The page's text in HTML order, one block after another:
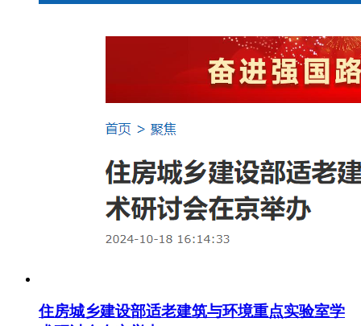
住房城乡建设部适老建筑与环境重点实验室学